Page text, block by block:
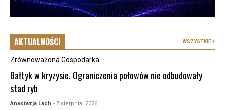
AKTUALNOŚCI WSZYSTKIE
Zrównoważona Gospodarka
Bałtyk w kryzysie. Ograniczenia połowów nie odbudowały
stad ryb
Anastazja Lach - 7 sierpnia, 2026